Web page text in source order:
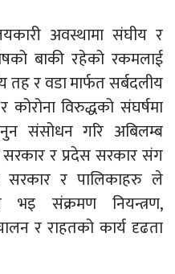
अवस्थामा संघीय र
बाकी रहेको रकमलाई
तह र वडा मार्फत सर्बदलीय
कोरोना विरुद्धको संघर्षमा
संसोधन गरि अबिलम्ब
र प्रदेस सरकार संग
सरकार र पालिकाहरु ले
भइ संक्रमण नियन्त्रण,
र राहतको कार्य दृढता